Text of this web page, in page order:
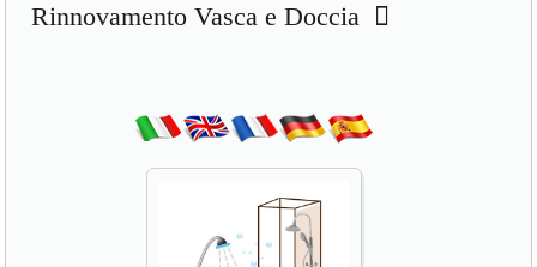
Rinnovamento Vasca e Doccia